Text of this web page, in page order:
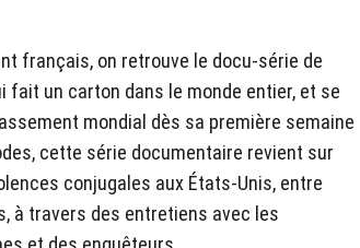
français, on retrouve le docu-série de
fait un carton dans le monde entier, et se
mondial dès sa première semaine
cette série documentaire revient sur
conjugales aux États-Unis, entre
à travers des entretiens avec les